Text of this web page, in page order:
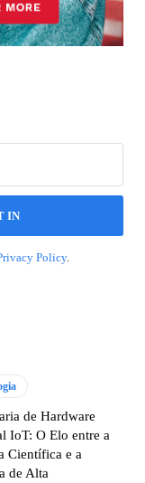
IN
Policy.
de Hardware
IoT: O Elo entre a
Científica e a
de Alta